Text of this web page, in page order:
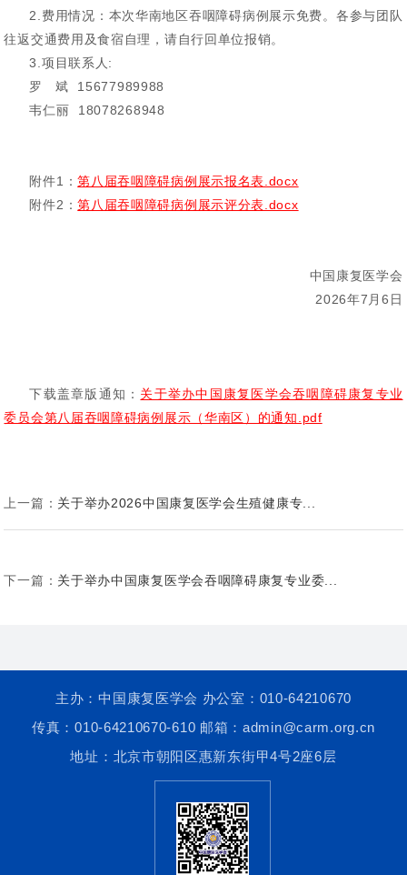
2.费用情况：本次华南地区吞咽障碍病例展示免费。各参与团队
往返交通费用及食宿自理，请自行回单位报销。
3.项目联系人:
罗 斌 15677989988
韦仁丽 18078268948
附件1：第八届吞咽障碍病例展示报名表.docx
附件2：第八届吞咽障碍病例展示评分表.docx
中国康复医学会
2026年7月6日
下载盖章版通知： 关于举办中国康复医学会吞咽障碍康复专业
委员会第八届吞咽障碍病例展示（华南区）的通知.pdf
上一篇： 关于举办2026中国康复医学会生殖健康专...
下一篇： 关于举办中国康复医学会吞咽障碍康复专业委...
主办：中国康复医学会 办公室：010-64210670
传真：010-64210670-610 邮箱：admin@carm.org.cn
地址：北京市朝阳区惠新东街甲4号2座6层